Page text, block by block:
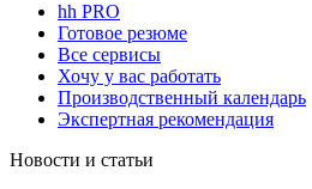
hh PRO
Готовое резюме
Все сервисы
Хочу у вас работать
Производственный календарь
Экспертная рекомендация
Новости и статьи